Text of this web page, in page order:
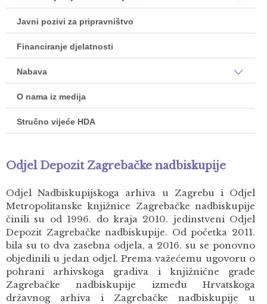
Javni pozivi za pripravništvo
Financiranje djelatnosti
Nabava
O nama iz medija
Stručno vijeće HDA
Odjel Depozit Zagrebačke nadbiskupije
Odjel Nadbiskupijskoga arhiva u Zagrebu i Odjel
Metropolitanske knjižnice Zagrebačke nadbiskupije
činili su od 1996. do kraja 2010. jedinstveni Odjel
Depozit Zagrebačke nadbiskupije. Od početka 2011.
bila su to dva zasebna odjela, a 2016. su se ponovno
objedinili u jedan odjel. Prema važećemu ugovoru o
pohrani arhivskoga gradiva i knjižnične građe
Zagrebačke nadbiskupije između Hrvatskoga
državnog arhiva i Zagrebačke nadbiskupije u